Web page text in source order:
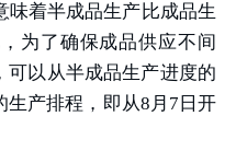
味着半成品生产比成品生
为了确保成品供应不间
可以从半成品生产进度的
生产排程，即从8月7日开